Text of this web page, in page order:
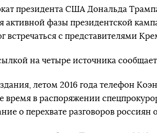
президента США Дональда
активной фазы президентской
встречаться с представителями
на четыре источника
летом 2016 года телефон
время в распоряжении
о перехвате разговоров